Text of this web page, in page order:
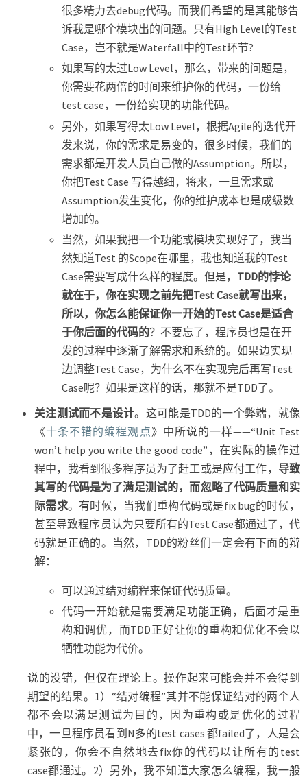
很多精力去debug代码。而我们希望的是其能够告
诉我是哪个模块出的问题。只有High Level的Test
Case，岂不就是Waterfall中的Test环节?
如果写的太过Low Level，那么，带来的问题是，
你需要花两倍的时间来维护你的代码，一份给
test case，一份给实现的功能代码。
另外，如果写得太Low Level，根据Agile的迭代开
发来说，你的需求是易变的，很多时候，我们的
需求都是开发人员自己做的Assumption。所以，
你把Test Case 写得越细，将来，一旦需求或
Assumption发生变化，你的维护成本也是成级数
增加的。
当然，如果我把一个功能或模块实现好了，我当
然知道Test 的Scope在哪里，我也知道我的Test
Case需要写成什么样的程度。但是， TDD的悖论
就在于，你在实现之前先把Test Case就写出来，
所以，你怎么能保证你一开始的Test Case是适合
于你后面的代码的？不要忘了，程序员也是在开
发的过程中逐渐了解需求和系统的。如果边实现
边调整Test Case，为什么不在实现完后再写Test
Case呢？如果是这样的话，那就不是TDD了。
关注测试而不是设计。这可能是TDD的一个弊端，就像
《十条不错的编程观点》中所说的一样——“Unit Test
won’t help you write the good code”，在实际的操作过
程中，我看到很多程序员为了赶工或是应付工作， 导致
其写的代码是为了满足测试的，而忽略了代码质量和实
际需求。有时候，当我们重构代码或是fix bug的时候，
甚至导致程序员认为只要所有的Test Case都通过了，代
码就是正确的。当然，TDD的粉丝们一定会有下面的辩
解：
可以通过结对编程来保证代码质量。
代码一开始就是需要满足功能正确，后面才是重
构和调优，而TDD正好让你的重构和优化不会以
牺牲功能为代价。
说的没错，但仅在理论上。操作起来可能会并不会得到
期望的结果。1）“结对编程”其并不能保证结对的两个人
都不会以满足测试为目的，因为重构或是优化的过程
中，一旦程序员看到N多的test cases 都failed了，人是会
紧张的，你会不自然地去fix你的代码以让所有的test
case都通过。2）另外，我不知道大家怎么编程，我一般